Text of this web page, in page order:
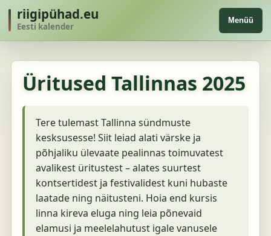
riigipühad.eu
Eesti kalender
Menüü
Üritused Tallinnas 2025
Tere tulemast Tallinna sündmuste
kesksusesse! Siit leiad alati värske ja
põhjaliku ülevaate pealinnas toimuvatest
avalikest üritustest – alates suurtest
kontsertidest ja festivalidest kuni hubaste
laatade ning näitusteni. Hoia end kursis
linna kireva eluga ning leia põnevaid
elamusi ja meelelahutust igale vanusele